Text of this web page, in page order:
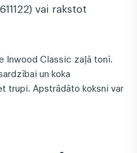
vai rakstot
Inwood Classic zaļā tonī.
un koka
trupi. Apstrādāto koksni var